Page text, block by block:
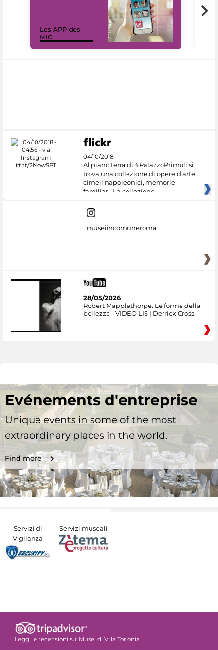
Les APP des
MiC
04/10/2018
Al piano terra di #PalazzoPrimoli si
trova una collezione di opere d’arte,
cimeli napoleonici, memorie
familiari. La collezione
museiincomuneroma
28/05/2026
Robert Mapplethorpe. Le forme della
bellezza - VIDEO LIS | Derrick Cross
Evénements d'entreprise
Unique events in some of the most
extraordinary places in the world.
Find more
Servizi di
Vigilanza
Servizi museali
Leggi le recensioni su: Musei di Villa Torlonia